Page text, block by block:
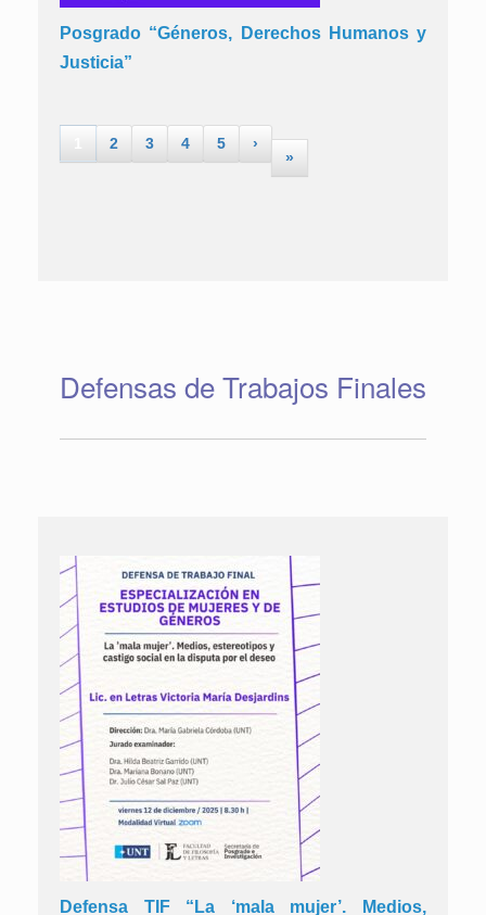
Posgrado “Géneros, Derechos Humanos y
Justicia”
2 3 4 5
›
»
Defensas de Trabajos Finales
Defensa TIF “La ‘mala mujer’. Medios,